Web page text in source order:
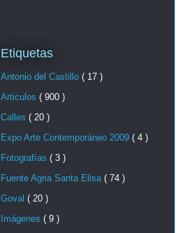
Etiquetas
Antonio del Castillo ( 17 )
Articulos ( 900 )
Calles ( 20 )
Expo Arte Contemporáneo 2009 ( 4 )
Fotografías ( 3 )
Fuente Agria Santa Elisa ( 74 )
Goval ( 20 )
Imágenes ( 9 )